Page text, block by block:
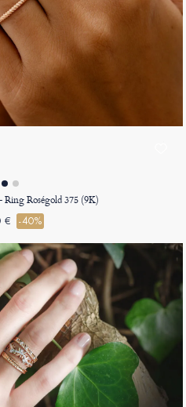
Ring Roségold 375 (9K)
€ -40%